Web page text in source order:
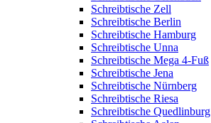
Schreibtische Zell
Schreibtische Berlin
Schreibtische Hamburg
Schreibtische Unna
Schreibtische Mega 4-Fuß
Schreibtische Jena
Schreibtische Nürnberg
Schreibtische Riesa
Schreibtische Quedlinburg